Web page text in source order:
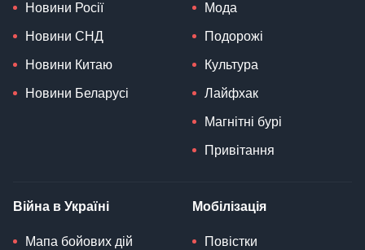
Новини Росії
Новини СНД
Новини Китаю
Новини Беларусі
Мода
Подорожі
Культура
Лайфхак
Магнітні бурі
Привітання
Війна в Україні
Мапа бойових дій
Мобілізація
Повістки